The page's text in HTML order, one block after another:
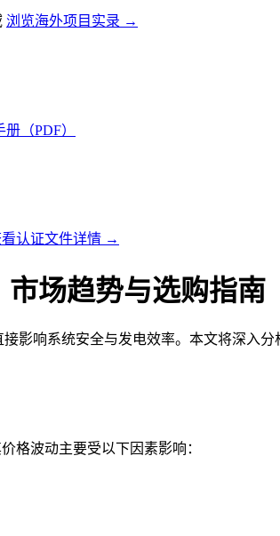
浏览海外项目实录 →
（PDF）
认证文件详情 →
场趋势与选购指南
影响系统安全与发电效率。本文将深入分
格波动主要受以下因素影响：